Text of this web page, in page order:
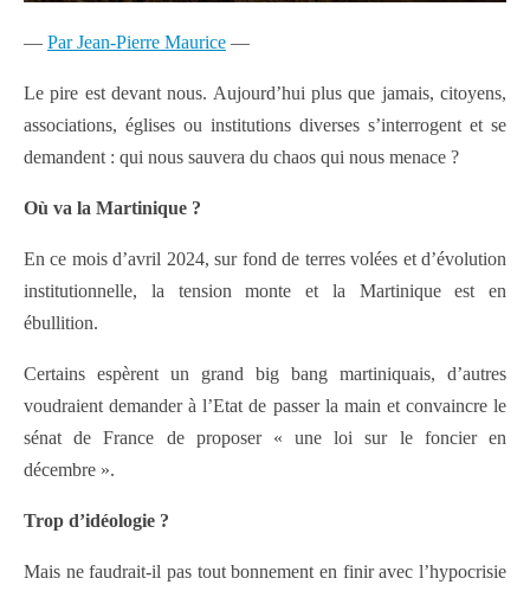
— Par Jean-Pierre Maurice —
Le pire est devant nous. Aujourd’hui plus que jamais, citoyens,
associations, églises ou institutions diverses s’interrogent et se
demandent : qui nous sauvera du chaos qui nous menace ?
Où va la Martinique ?
En ce mois d’avril 2024, sur fond de terres volées et d’évolution
institutionnelle, la tension monte et la Martinique est en
ébullition.
Certains espèrent un grand big bang martiniquais, d’autres
voudraient demander à l’Etat de passer la main et convaincre le
sénat de France de proposer « une loi sur le foncier en
décembre ».
Trop d’idéologie ?
Mais ne faudrait-il pas tout bonnement en finir avec l’hypocrisie